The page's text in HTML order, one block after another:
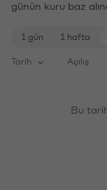
günün kuru baz
1 gün 1 hafta
Tarih Açılış
Bu